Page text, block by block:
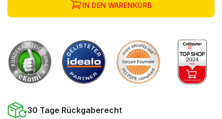
IN DEN WARENKORB
30 Tage Rückgaberecht